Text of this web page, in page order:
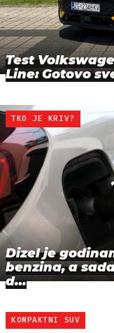
Test
Line: Gotovo
TKO JE KRIV?
Dizel je
benzina, a
d…
KOMPAKTNI SUV